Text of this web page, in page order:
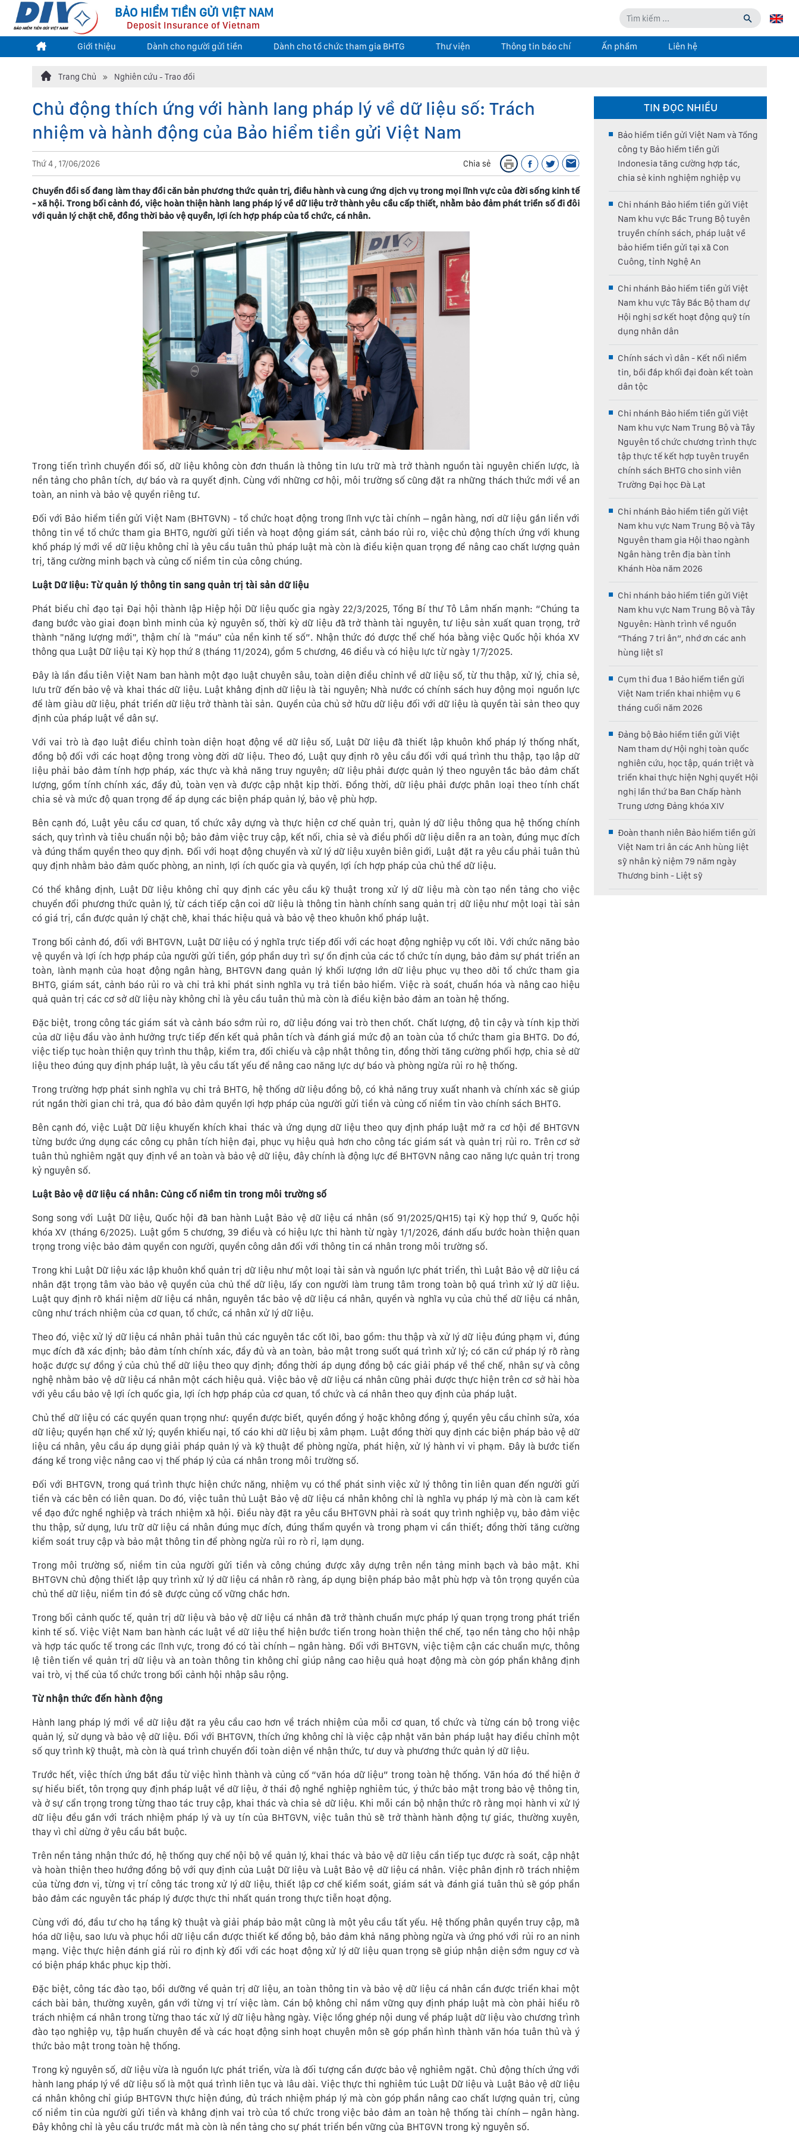
BẢO HIỂM TIỀN GỬI VIỆT NAM
Deposit Insurance of Vietnam
Giới thiệu Dành cho người gửi tiền Dành cho tổ chức tham gia BHTG Thư viện Thông tin báo chí Ấn phẩm Liên hệ
Trang Chủ Nghiên cứu - Trao đổi
Chủ động thích ứng với hành lang pháp lý về dữ liệu số: Trách
nhiệm và hành động của Bảo hiểm tiền gửi Việt Nam
Thứ 4 , 17/06/2026 Chia sẻ
Chuyển đổi số đang làm thay đổi căn bản phương thức quản trị, điều hành và cung ứng dịch vụ trong mọi lĩnh vực của đời sống kinh tế
- xã hội. Trong bối cảnh đó, việc hoàn thiện hành lang pháp lý về dữ liệu trở thành yêu cầu cấp thiết, nhằm bảo đảm phát triển số đi đôi
với quản lý chặt chẽ, đồng thời bảo vệ quyền, lợi ích hợp pháp của tổ chức, cá nhân.
Trong tiến trình chuyển đổi số, dữ liệu không còn đơn thuần là thông tin lưu trữ mà trở thành nguồn tài nguyên chiến lược, là
nền tảng cho phân tích, dự báo và ra quyết định. Cùng với những cơ hội, môi trường số cũng đặt ra những thách thức mới về an
toàn, an ninh và bảo vệ quyền riêng tư.
Đối với Bảo hiểm tiền gửi Việt Nam (BHTGVN) - tổ chức hoạt động trong lĩnh vực tài chính – ngân hàng, nơi dữ liệu gắn liền với
thông tin về tổ chức tham gia BHTG, người gửi tiền và hoạt động giám sát, cảnh báo rủi ro, việc chủ động thích ứng với khung
khổ pháp lý mới về dữ liệu không chỉ là yêu cầu tuân thủ pháp luật mà còn là điều kiện quan trọng để nâng cao chất lượng quản
trị, tăng cường minh bạch và củng cố niềm tin của công chúng.
Luật Dữ liệu: Từ quản lý thông tin sang quản trị tài sản dữ liệu
Phát biểu chỉ đạo tại Đại hội thành lập Hiệp hội Dữ liệu quốc gia ngày 22/3/2025, Tổng Bí thư Tô Lâm nhấn mạnh: “Chúng ta
đang bước vào giai đoạn bình minh của kỷ nguyên số, thời kỳ dữ liệu đã trở thành tài nguyên, tư liệu sản xuất quan trọng, trở
thành "năng lượng mới", thậm chí là "máu" của nền kinh tế số”. Nhận thức đó được thể chế hóa bằng việc Quốc hội khóa XV
thông qua Luật Dữ liệu tại Kỳ họp thứ 8 (tháng 11/2024), gồm 5 chương, 46 điều và có hiệu lực từ ngày 1/7/2025.
Đây là lần đầu tiên Việt Nam ban hành một đạo luật chuyên sâu, toàn diện điều chỉnh về dữ liệu số, từ thu thập, xử lý, chia sẻ,
lưu trữ đến bảo vệ và khai thác dữ liệu. Luật khẳng định dữ liệu là tài nguyên; Nhà nước có chính sách huy động mọi nguồn lực
để làm giàu dữ liệu, phát triển dữ liệu trở thành tài sản. Quyền của chủ sở hữu dữ liệu đối với dữ liệu là quyền tài sản theo quy
định của pháp luật về dân sự.
Với vai trò là đạo luật điều chỉnh toàn diện hoạt động về dữ liệu số, Luật Dữ liệu đã thiết lập khuôn khổ pháp lý thống nhất,
đồng bộ đối với các hoạt động trong vòng đời dữ liệu. Theo đó, Luật quy định rõ yêu cầu đối với quá trình thu thập, tạo lập dữ
liệu phải bảo đảm tính hợp pháp, xác thực và khả năng truy nguyên; dữ liệu phải được quản lý theo nguyên tắc bảo đảm chất
lượng, gồm tính chính xác, đầy đủ, toàn vẹn và được cập nhật kịp thời. Đồng thời, dữ liệu phải được phân loại theo tính chất
chia sẻ và mức độ quan trọng để áp dụng các biện pháp quản lý, bảo vệ phù hợp.
Bên cạnh đó, Luật yêu cầu cơ quan, tổ chức xây dựng và thực hiện cơ chế quản trị, quản lý dữ liệu thông qua hệ thống chính
sách, quy trình và tiêu chuẩn nội bộ; bảo đảm việc truy cập, kết nối, chia sẻ và điều phối dữ liệu diễn ra an toàn, đúng mục đích
và đúng thẩm quyền theo quy định. Đối với hoạt động chuyển và xử lý dữ liệu xuyên biên giới, Luật đặt ra yêu cầu phải tuân thủ
quy định nhằm bảo đảm quốc phòng, an ninh, lợi ích quốc gia và quyền, lợi ích hợp pháp của chủ thể dữ liệu.
Có thể khẳng định, Luật Dữ liệu không chỉ quy định các yêu cầu kỹ thuật trong xử lý dữ liệu mà còn tạo nền tảng cho việc
chuyển đổi phương thức quản lý, từ cách tiếp cận coi dữ liệu là thông tin hành chính sang quản trị dữ liệu như một loại tài sản
có giá trị, cần được quản lý chặt chẽ, khai thác hiệu quả và bảo vệ theo khuôn khổ pháp luật.
Trong bối cảnh đó, đối với BHTGVN, Luật Dữ liệu có ý nghĩa trực tiếp đối với các hoạt động nghiệp vụ cốt lõi. Với chức năng bảo
vệ quyền và lợi ích hợp pháp của người gửi tiền, góp phần duy trì sự ổn định của các tổ chức tín dụng, bảo đảm sự phát triển an
toàn, lành mạnh của hoạt động ngân hàng, BHTGVN đang quản lý khối lượng lớn dữ liệu phục vụ theo dõi tổ chức tham gia
BHTG, giám sát, cảnh báo rủi ro và chi trả khi phát sinh nghĩa vụ trả tiền bảo hiểm. Việc rà soát, chuẩn hóa và nâng cao hiệu
quả quản trị các cơ sở dữ liệu này không chỉ là yêu cầu tuân thủ mà còn là điều kiện bảo đảm an toàn hệ thống.
Đặc biệt, trong công tác giám sát và cảnh báo sớm rủi ro, dữ liệu đóng vai trò then chốt. Chất lượng, độ tin cậy và tính kịp thời
của dữ liệu đầu vào ảnh hưởng trực tiếp đến kết quả phân tích và đánh giá mức độ an toàn của tổ chức tham gia BHTG. Do đó,
việc tiếp tục hoàn thiện quy trình thu thập, kiểm tra, đối chiếu và cập nhật thông tin, đồng thời tăng cường phối hợp, chia sẻ dữ
liệu theo đúng quy định pháp luật, là yêu cầu tất yếu để nâng cao năng lực dự báo và phòng ngừa rủi ro hệ thống.
Trong trường hợp phát sinh nghĩa vụ chi trả BHTG, hệ thống dữ liệu đồng bộ, có khả năng truy xuất nhanh và chính xác sẽ giúp
rút ngắn thời gian chi trả, qua đó bảo đảm quyền lợi hợp pháp của người gửi tiền và củng cố niềm tin vào chính sách BHTG.
Bên cạnh đó, việc Luật Dữ liệu khuyến khích khai thác và ứng dụng dữ liệu theo quy định pháp luật mở ra cơ hội để BHTGVN
từng bước ứng dụng các công cụ phân tích hiện đại, phục vụ hiệu quả hơn cho công tác giám sát và quản trị rủi ro. Trên cơ sở
tuân thủ nghiêm ngặt quy định về an toàn và bảo vệ dữ liệu, đây chính là động lực để BHTGVN nâng cao năng lực quản trị trong
kỷ nguyên số.
Luật Bảo vệ dữ liệu cá nhân: Củng cố niềm tin trong môi trường số
Song song với Luật Dữ liệu, Quốc hội đã ban hành Luật Bảo vệ dữ liệu cá nhân (số 91/2025/QH15) tại Kỳ họp thứ 9, Quốc hội
khóa XV (tháng 6/2025). Luật gồm 5 chương, 39 điều và có hiệu lực thi hành từ ngày 1/1/2026, đánh dấu bước hoàn thiện quan
trọng trong việc bảo đảm quyền con người, quyền công dân đối với thông tin cá nhân trong môi trường số.
Trong khi Luật Dữ liệu xác lập khuôn khổ quản trị dữ liệu như một loại tài sản và nguồn lực phát triển, thì Luật Bảo vệ dữ liệu cá
nhân đặt trọng tâm vào bảo vệ quyền của chủ thể dữ liệu, lấy con người làm trung tâm trong toàn bộ quá trình xử lý dữ liệu.
Luật quy định rõ khái niệm dữ liệu cá nhân, nguyên tắc bảo vệ dữ liệu cá nhân, quyền và nghĩa vụ của chủ thể dữ liệu cá nhân,
cũng như trách nhiệm của cơ quan, tổ chức, cá nhân xử lý dữ liệu.
Theo đó, việc xử lý dữ liệu cá nhân phải tuân thủ các nguyên tắc cốt lõi, bao gồm: thu thập và xử lý dữ liệu đúng phạm vi, đúng
mục đích đã xác định; bảo đảm tính chính xác, đầy đủ và an toàn, bảo mật trong suốt quá trình xử lý; có căn cứ pháp lý rõ ràng
hoặc được sự đồng ý của chủ thể dữ liệu theo quy định; đồng thời áp dụng đồng bộ các giải pháp về thể chế, nhân sự và công
nghệ nhằm bảo vệ dữ liệu cá nhân một cách hiệu quả. Việc bảo vệ dữ liệu cá nhân cũng phải được thực hiện trên cơ sở hài hòa
với yêu cầu bảo vệ lợi ích quốc gia, lợi ích hợp pháp của cơ quan, tổ chức và cá nhân theo quy định của pháp luật.
Chủ thể dữ liệu có các quyền quan trọng như: quyền được biết, quyền đồng ý hoặc không đồng ý, quyền yêu cầu chỉnh sửa, xóa
dữ liệu; quyền hạn chế xử lý; quyền khiếu nại, tố cáo khi dữ liệu bị xâm phạm. Luật đồng thời quy định các biện pháp bảo vệ dữ
liệu cá nhân, yêu cầu áp dụng giải pháp quản lý và kỹ thuật để phòng ngừa, phát hiện, xử lý hành vi vi phạm. Đây là bước tiến
đáng kể trong việc nâng cao vị thế pháp lý của cá nhân trong môi trường số.
Đối với BHTGVN, trong quá trình thực hiện chức năng, nhiệm vụ có thể phát sinh việc xử lý thông tin liên quan đến người gửi
tiền và các bên có liên quan. Do đó, việc tuân thủ Luật Bảo vệ dữ liệu cá nhân không chỉ là nghĩa vụ pháp lý mà còn là cam kết
về đạo đức nghề nghiệp và trách nhiệm xã hội. Điều này đặt ra yêu cầu BHTGVN phải rà soát quy trình nghiệp vụ, bảo đảm việc
thu thập, sử dụng, lưu trữ dữ liệu cá nhân đúng mục đích, đúng thẩm quyền và trong phạm vi cần thiết; đồng thời tăng cường
kiểm soát truy cập và bảo mật thông tin để phòng ngừa rủi ro rò rỉ, lạm dụng.
Trong môi trường số, niềm tin của người gửi tiền và công chúng được xây dựng trên nền tảng minh bạch và bảo mật. Khi
BHTGVN chủ động thiết lập quy trình xử lý dữ liệu cá nhân rõ ràng, áp dụng biện pháp bảo mật phù hợp và tôn trọng quyền của
chủ thể dữ liệu, niềm tin đó sẽ được củng cố vững chắc hơn.
Trong bối cảnh quốc tế, quản trị dữ liệu và bảo vệ dữ liệu cá nhân đã trở thành chuẩn mực pháp lý quan trọng trong phát triển
kinh tế số. Việc Việt Nam ban hành các luật về dữ liệu thể hiện bước tiến trong hoàn thiện thể chế, tạo nền tảng cho hội nhập
và hợp tác quốc tế trong các lĩnh vực, trong đó có tài chính – ngân hàng. Đối với BHTGVN, việc tiệm cận các chuẩn mực, thông
lệ tiên tiến về quản trị dữ liệu và an toàn thông tin không chỉ giúp nâng cao hiệu quả hoạt động mà còn góp phần khẳng định
vai trò, vị thế của tổ chức trong bối cảnh hội nhập sâu rộng.
Từ nhận thức đến hành động
Hành lang pháp lý mới về dữ liệu đặt ra yêu cầu cao hơn về trách nhiệm của mỗi cơ quan, tổ chức và từng cán bộ trong việc
quản lý, sử dụng và bảo vệ dữ liệu. Đối với BHTGVN, thích ứng không chỉ là việc cập nhật văn bản pháp luật hay điều chỉnh một
số quy trình kỹ thuật, mà còn là quá trình chuyển đổi toàn diện về nhận thức, tư duy và phương thức quản lý dữ liệu.
Trước hết, việc thích ứng bắt đầu từ việc hình thành và củng cố “văn hóa dữ liệu” trong toàn hệ thống. Văn hóa đó thể hiện ở
sự hiểu biết, tôn trọng quy định pháp luật về dữ liệu, ở thái độ nghề nghiệp nghiêm túc, ý thức bảo mật trong bảo vệ thông tin,
và ở sự cẩn trọng trong từng thao tác truy cập, khai thác và chia sẻ dữ liệu. Khi mỗi cán bộ nhận thức rõ rằng mọi hành vi xử lý
dữ liệu đều gắn với trách nhiệm pháp lý và uy tín của BHTGVN, việc tuân thủ sẽ trở thành hành động tự giác, thường xuyên,
thay vì chỉ dừng ở yêu cầu bắt buộc.
Trên nền tảng nhận thức đó, hệ thống quy chế nội bộ về quản lý, khai thác và bảo vệ dữ liệu cần tiếp tục được rà soát, cập nhật
và hoàn thiện theo hướng đồng bộ với quy định của Luật Dữ liệu và Luật Bảo vệ dữ liệu cá nhân. Việc phân định rõ trách nhiệm
của từng đơn vị, từng vị trí công tác trong xử lý dữ liệu, thiết lập cơ chế kiểm soát, giám sát và đánh giá tuân thủ sẽ góp phần
bảo đảm các nguyên tắc pháp lý được thực thi nhất quán trong thực tiễn hoạt động.
Cùng với đó, đầu tư cho hạ tầng kỹ thuật và giải pháp bảo mật cũng là một yêu cầu tất yếu. Hệ thống phân quyền truy cập, mã
hóa dữ liệu, sao lưu và phục hồi dữ liệu cần được thiết kế đồng bộ, bảo đảm khả năng phòng ngừa và ứng phó với rủi ro an ninh
mạng. Việc thực hiện đánh giá rủi ro định kỳ đối với các hoạt động xử lý dữ liệu quan trọng sẽ giúp nhận diện sớm nguy cơ và
có biện pháp khắc phục kịp thời.
Đặc biệt, công tác đào tạo, bồi dưỡng về quản trị dữ liệu, an toàn thông tin và bảo vệ dữ liệu cá nhân cần được triển khai một
cách bài bản, thường xuyên, gắn với từng vị trí việc làm. Cán bộ không chỉ nắm vững quy định pháp luật mà còn phải hiểu rõ
trách nhiệm cá nhân trong từng thao tác xử lý dữ liệu hằng ngày. Việc lồng ghép nội dung về pháp luật dữ liệu vào chương trình
đào tạo nghiệp vụ, tập huấn chuyên đề và các hoạt động sinh hoạt chuyên môn sẽ góp phần hình thành văn hóa tuân thủ và ý
thức bảo mật trong toàn hệ thống.
Trong kỷ nguyên số, dữ liệu vừa là nguồn lực phát triển, vừa là đối tượng cần được bảo vệ nghiêm ngặt. Chủ động thích ứng với
hành lang pháp lý về dữ liệu số là một quá trình liên tục và lâu dài. Việc thực thi nghiêm túc Luật Dữ liệu và Luật Bảo vệ dữ liệu
cá nhân không chỉ giúp BHTGVN thực hiện đúng, đủ trách nhiệm pháp lý mà còn góp phần nâng cao chất lượng quản trị, củng
cố niềm tin của người gửi tiền và khẳng định vai trò của tổ chức trong việc bảo đảm an toàn hệ thống tài chính – ngân hàng.
Đây không chỉ là yêu cầu trước mắt mà còn là nền tảng cho sự phát triển bền vững của BHTGVN trong kỷ nguyên số.
TIN ĐỌC NHIỀU
Bảo hiểm tiền gửi Việt Nam và Tổng
công ty Bảo hiểm tiền gửi
Indonesia tăng cường hợp tác,
chia sẻ kinh nghiệm nghiệp vụ
Chi nhánh Bảo hiểm tiền gửi Việt
Nam khu vực Bắc Trung Bộ tuyên
truyền chính sách, pháp luật về
bảo hiểm tiền gửi tại xã Con
Cuông, tỉnh Nghệ An
Chi nhánh Bảo hiểm tiền gửi Việt
Nam khu vực Tây Bắc Bộ tham dự
Hội nghị sơ kết hoạt động quỹ tín
dụng nhân dân
Chính sách vì dân - Kết nối niềm
tin, bồi đắp khối đại đoàn kết toàn
dân tộc
Chi nhánh Bảo hiểm tiền gửi Việt
Nam khu vực Nam Trung Bộ và Tây
Nguyên tổ chức chương trình thực
tập thực tế kết hợp tuyên truyền
chính sách BHTG cho sinh viên
Trường Đại học Đà Lạt
Chi nhánh Bảo hiểm tiền gửi Việt
Nam khu vực Nam Trung Bộ và Tây
Nguyên tham gia Hội thao ngành
Ngân hàng trên địa bàn tỉnh
Khánh Hòa năm 2026
Chi nhánh bảo hiểm tiền gửi Việt
Nam khu vực Nam Trung Bộ và Tây
Nguyên: Hành trình về nguồn
“Tháng 7 tri ân”, nhớ ơn các anh
hùng liệt sĩ
Cụm thi đua 1 Bảo hiểm tiền gửi
Việt Nam triển khai nhiệm vụ 6
tháng cuối năm 2026
Đảng bộ Bảo hiểm tiền gửi Việt
Nam tham dự Hội nghị toàn quốc
nghiên cứu, học tập, quán triệt và
triển khai thực hiện Nghị quyết Hội
nghị lần thứ ba Ban Chấp hành
Trung ương Đảng khóa XIV
Đoàn thanh niên Bảo hiểm tiền gửi
Việt Nam tri ân các Anh hùng liệt
sỹ nhân kỷ niệm 79 năm ngày
Thương binh - Liệt sỹ